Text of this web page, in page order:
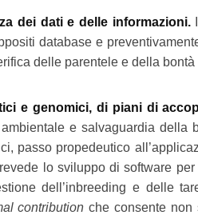
dei dati e delle informazioni.I
database e
delle parentele e della
e genomici, di piani di
e salvaguardia della
passo propedeutico
lo sviluppo di software
dell’inbreeding e delle
contributionche consente non